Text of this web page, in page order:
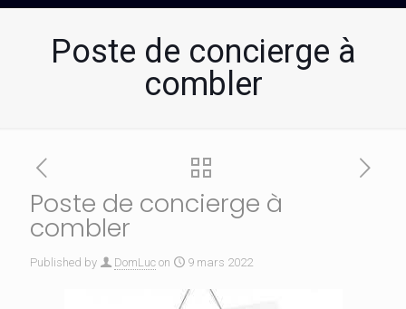
Poste de concierge à
combler
Poste de concierge à
combler
Published by DomLuc on 9 mars 2022